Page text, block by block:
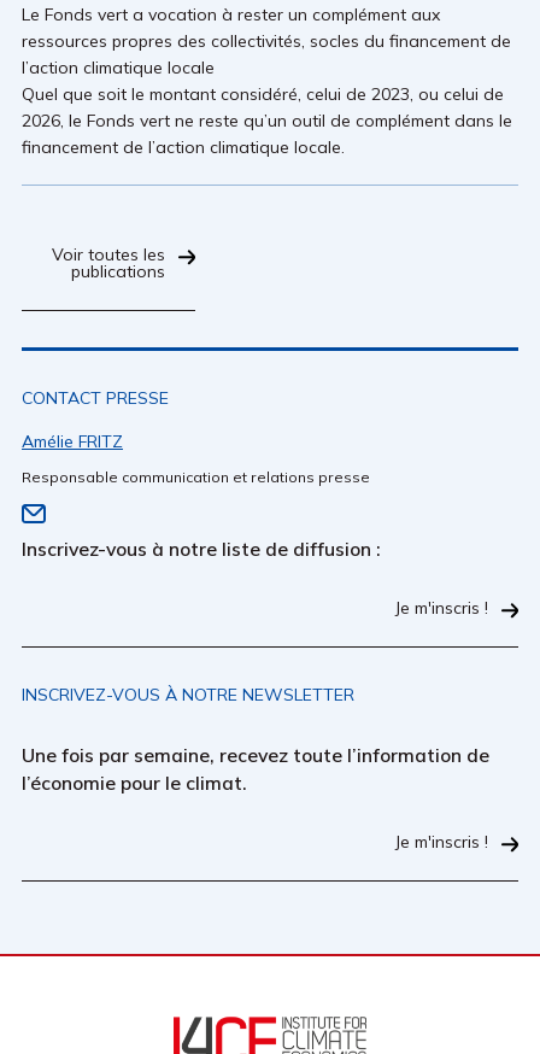
Le Fonds vert a vocation à rester un complément aux
ressources propres des collectivités, socles du financement de
l’action climatique locale
Quel que soit le montant considéré, celui de 2023, ou celui de
2026, le Fonds vert ne reste qu’un outil de complément dans le
financement de l’action climatique locale.
Voir toutes les
publications
CONTACT PRESSE
Amélie FRITZ
Responsable communication et relations presse
Inscrivez-vous à notre liste de diffusion :
Je m'inscris !
INSCRIVEZ-VOUS À NOTRE NEWSLETTER
Une fois par semaine, recevez toute l’information de
l’économie pour le climat.
Je m'inscris !